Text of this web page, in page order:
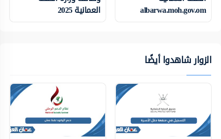
albarwa.moh.gov.om العمانية 2025
الزوار شاهدوا أيضًا